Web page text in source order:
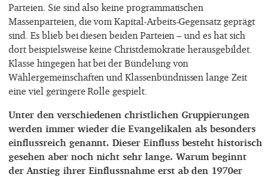
Parteien. Sie sind also keine programmatischen
Massenparteien, die vom Kapital-Arbeits-Gegensatz geprägt
sind. Es blieb bei diesen beiden Parteien – und es hat sich
dort beispielsweise keine Christdemokratie herausgebildet.
Klasse hingegen hat bei der Bündelung von
Wählergemeinschaften und Klassenbündnissen lange Zeit
eine viel geringere Rolle gespielt.
Unter den verschiedenen christlichen Gruppierungen
werden immer wieder die Evangelikalen als besonders
einflussreich genannt. Dieser Einfluss besteht historisch
gesehen aber noch nicht sehr lange. Warum beginnt
der Anstieg ihrer Einflussnahme erst ab den 1970er